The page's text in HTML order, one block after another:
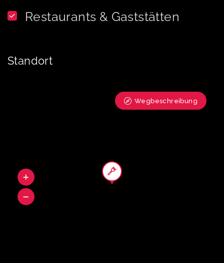
Restaurants & Gaststätten
Standort
Wegbeschreibung